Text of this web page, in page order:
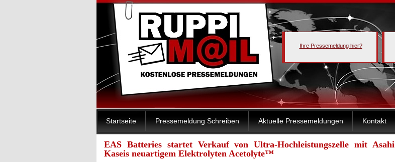
Ihre Pressemeldung hier?
Startseite Pressemeldung Schreiben Aktuelle Pressemeldungen Kontakt
EAS Batteries startet Verkauf von Ultra-Hochleistungszelle mit Asahi
Kaseis neuartigem Elektrolyten Acetolyte™